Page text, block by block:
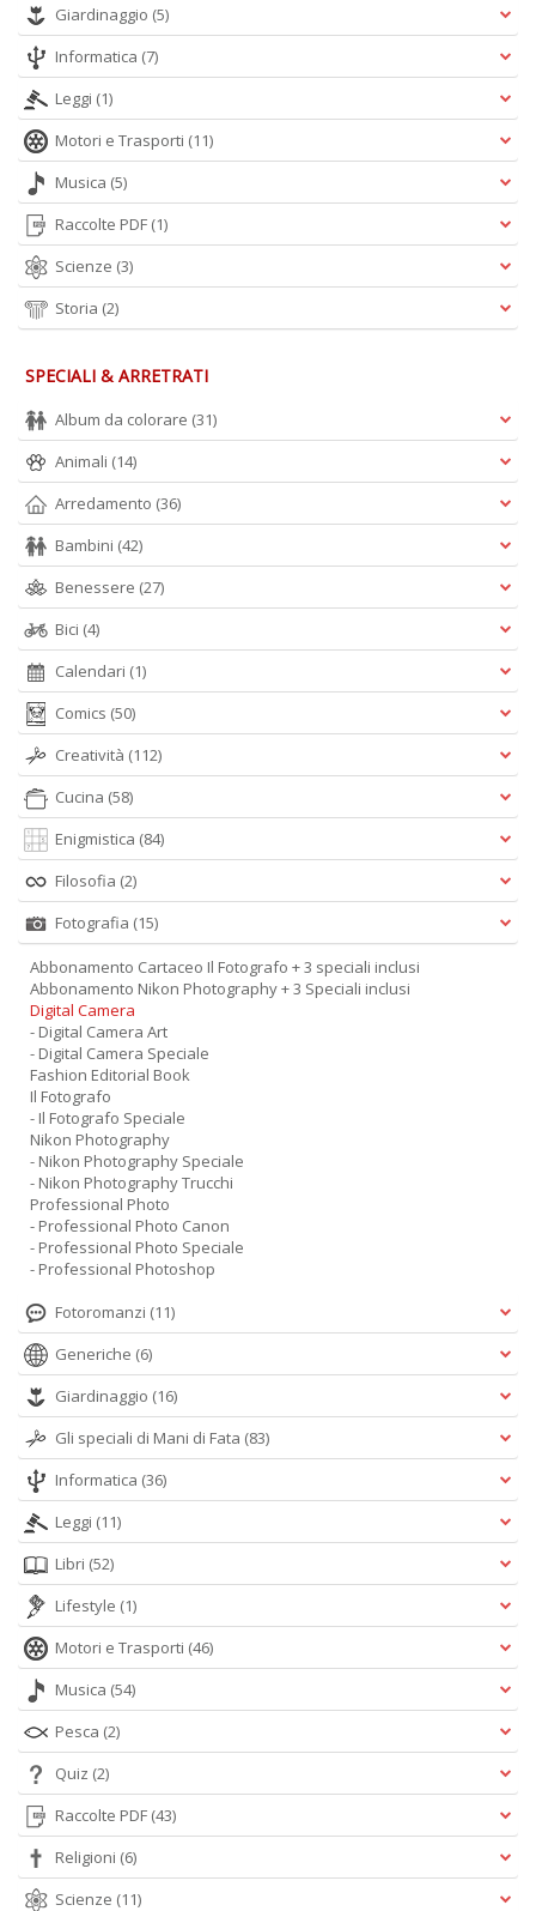
Giardinaggio (5)
Informatica (7)
Leggi (1)
Motori e Trasporti (11)
Musica (5)
Raccolte PDF (1)
Scienze (3)
Storia (2)
SPECIALI & ARRETRATI
Album da colorare (31)
Animali (14)
Arredamento (36)
Bambini (42)
Benessere (27)
Bici (4)
Calendari (1)
Comics (50)
Creatività (112)
Cucina (58)
Enigmistica (84)
Filosofia (2)
Fotografia (15)
Abbonamento Cartaceo Il Fotografo + 3 speciali inclusi
Abbonamento Nikon Photography + 3 Speciali inclusi
Digital Camera
- Digital Camera Art
- Digital Camera Speciale
Fashion Editorial Book
Il Fotografo
- Il Fotografo Speciale
Nikon Photography
- Nikon Photography Speciale
- Nikon Photography Trucchi
Professional Photo
- Professional Photo Canon
- Professional Photo Speciale
- Professional Photoshop
Fotoromanzi (11)
Generiche (6)
Giardinaggio (16)
Gli speciali di Mani di Fata (83)
Informatica (36)
Leggi (11)
Libri (52)
Lifestyle (1)
Motori e Trasporti (46)
Musica (54)
Pesca (2)
Quiz (2)
Raccolte PDF (43)
Religioni (6)
Scienze (11)